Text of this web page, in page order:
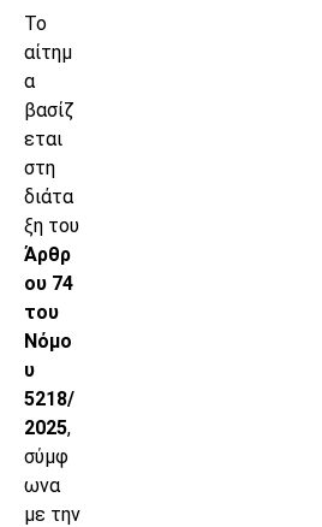
Το
αίτημ
α
βασίζ
εται
στη
διάτα
ξη του
Άρθρ
ου 74
του
Νόμο
υ
5218/
2025,
σύμφ
ωνα
με την